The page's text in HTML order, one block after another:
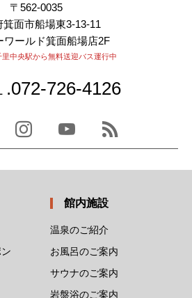
〒562-0035
箕面市船場東3-13-11
ワールド箕面船場店2F
中央駅から無料送迎バス運行中
.072-726-4126
館内施設
温泉のご紹介
お風呂のご案内
サウナのご案内
岩盤浴のご案内